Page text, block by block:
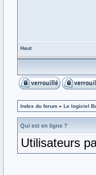
Haut
Index du forum » Le logiciel
Qui est en ligne ?
Utilisateurs